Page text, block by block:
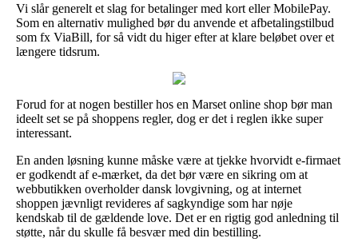
Vi slår generelt et slag for betalinger med kort eller MobilePay.
Som en alternativ mulighed bør du anvende et afbetalingstilbud
som fx ViaBill, for så vidt du higer efter at klare beløbet over et
længere tidsrum.
Forud for at nogen bestiller hos en Marset online shop bør man
ideelt set se på shoppens regler, dog er det i reglen ikke super
interessant.
En anden løsning kunne måske være at tjekke hvorvidt e-firmaet
er godkendt af e-mærket, da det bør være en sikring om at
webbutikken overholder dansk lovgivning, og at internet
shoppen jævnligt revideres af sagkyndige som har nøje
kendskab til de gældende love. Det er en rigtig god anledning til
støtte, når du skulle få besvær med din bestilling.